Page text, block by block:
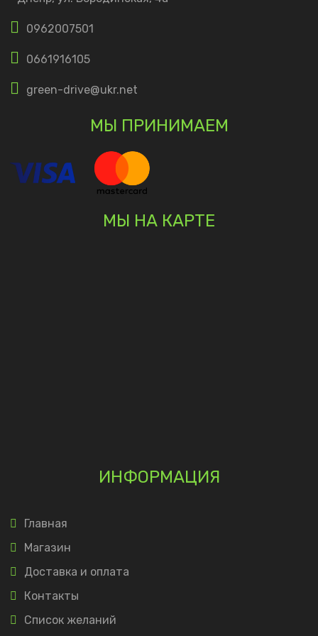
0962007501
0661916105
green-drive@ukr.net
МЫ ПРИНИМАЕМ
МЫ НА КАРТЕ
ИНФОРМАЦИЯ
Главная
Магазин
Доставка и оплата
Контакты
Список желаний